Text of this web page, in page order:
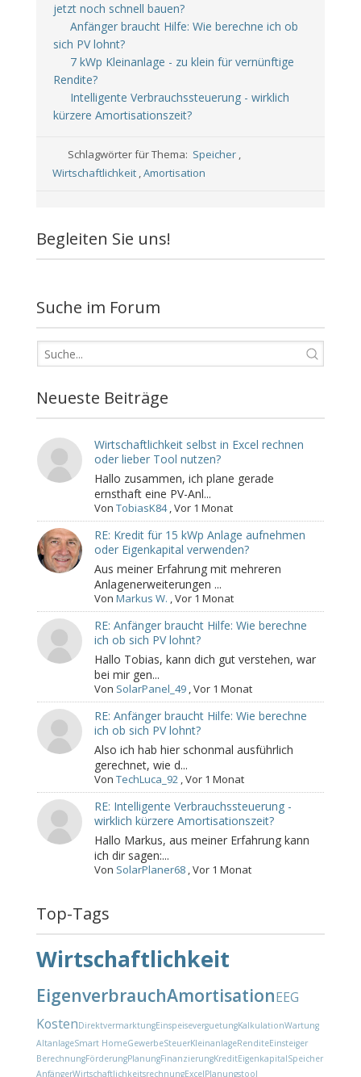
jetzt noch schnell bauen?
Anfänger braucht Hilfe: Wie berechne ich ob
sich PV lohnt?
7 kWp Kleinanlage - zu klein für vernünftige
Rendite?
Intelligente Verbrauchssteuerung - wirklich
kürzere Amortisationszeit?
Schlagwörter für Thema: Speicher ,
Wirtschaftlichkeit ,Amortisation
Begleiten Sie uns!
Suche im Forum
Neueste Beiträge
Wirtschaftlichkeit selbst in Excel rechnen
oder lieber Tool nutzen?
Hallo zusammen, ich plane gerade
ernsthaft eine PV-Anl...
VonTobiasK84,Vor 1 Monat
RE: Kredit für 15 kWp Anlage aufnehmen
oder Eigenkapital verwenden?
Aus meiner Erfahrung mit mehreren
Anlagenerweiterungen ...
VonMarkus W. ,Vor 1 Monat
RE: Anfänger braucht Hilfe: Wie berechne
ich ob sich PV lohnt?
Hallo Tobias, kann dich gut verstehen, war
bei mir gen...
Von SolarPanel_49 ,Vor 1 Monat
RE: Anfänger braucht Hilfe: Wie berechne
ich ob sich PV lohnt?
Also ich hab hier schonmal ausführlich
gerechnet, wie d...
VonTechLuca_92 ,Vor 1 Monat
RE: Intelligente Verbrauchssteuerung -
wirklich kürzere Amortisationszeit?
Hallo Markus, aus meiner Erfahrung kann
ich dir sagen:...
Von SolarPlaner68 ,Vor 1 Monat
Top-Tags
Wirtschaftlichkeit
EigenverbrauchAmortisationEEG
KostenDirektvermarktungEinspeiseverguetungKalkulationWartung
AltanlageSmart HomeGewerbeSteuerKleinanlageRenditeEinsteiger
BerechnungFörderungPlanungFinanzierungKreditEigenkapitalSpeicher
AnfängerWirtschaftlichkeitsrechnungExcelPlanungstool